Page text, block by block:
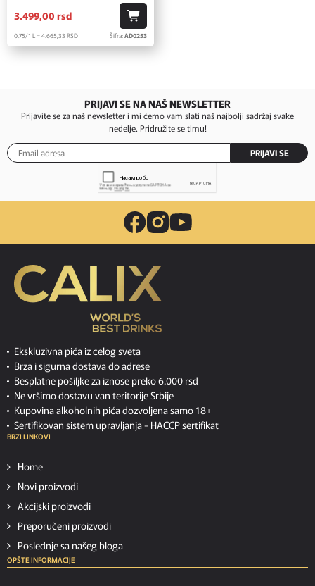
3.499,00 rsd
0.75/1 L = 4.665,33 RSD Šifra:AD0253
PRIJAVI SE NA NAŠ NEWSLETTER
Prijavite se za naš newsletter i mi ćemo vam slati naš najbolji sadržaj svake
nedelje. Pridružite se timu!
PRIJAVI SE
Ekskluzivna pića iz celog sveta
Brza i sigurna dostava do adrese
Besplatne pošiljke za iznose preko 6.000 rsd
Ne vršimo dostavu van teritorije Srbije
Kupovina alkoholnih pića dozvoljena samo 18+
Sertifikovan sistem upravljanja - HACCP sertifikat
BRZI LINKOVI
Home
Novi proizvodi
Akcijski proizvodi
Preporučeni proizvodi
Poslednje sa našeg bloga
OPŠTE INFORMACIJE